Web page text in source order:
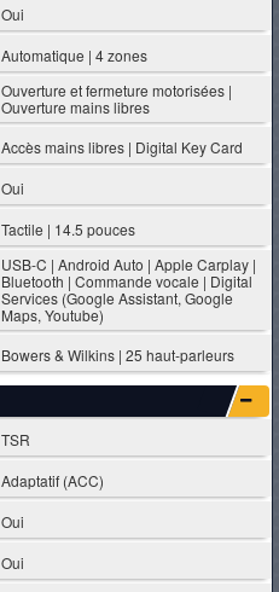
Oui
Automatique | 4 zones
Ouverture et fermeture motorisées |
Ouverture mains libres
Accès mains libres | Digital Key Card
Oui
Tactile | 14.5 pouces
USB-C | Android Auto | Apple Carplay |
Bluetooth | Commande vocale | Digital
Services (Google Assistant, Google
Maps, Youtube)
Bowers & Wilkins | 25 haut-parleurs
TSR
Adaptatif (ACC)
Oui
Oui